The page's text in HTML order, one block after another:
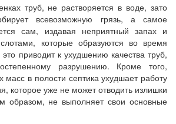
труб, не растворяется в воде, зато
всевозможную грязь, а самое
сам, издавая неприятный запах и
которые образуются во время
приводит к ухудшению качества труб,
разрушению. Кроме того,
масс в полости септика ухудшает работу
которое уже не может отводить излишки
образом, не выполняет свои основные